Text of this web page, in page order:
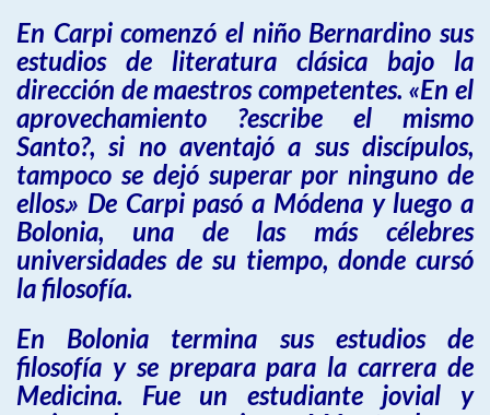
En Carpi comenzó el niño Bernardino sus
estudios de literatura clásica bajo la
dirección de maestros competentes. «En el
aprovechamiento ?escribe el mismo
Santo?, si no aventajó a sus discípulos,
tampoco se dejó superar por ninguno de
ellos.» De Carpi pasó a Módena y luego a
Bolonia, una de las más célebres
universidades de su tiempo, donde cursó
la filosofía.
En Bolonia termina sus estudios de
filosofía y se prepara para la carrera de
Medicina. Fue un estudiante jovial y